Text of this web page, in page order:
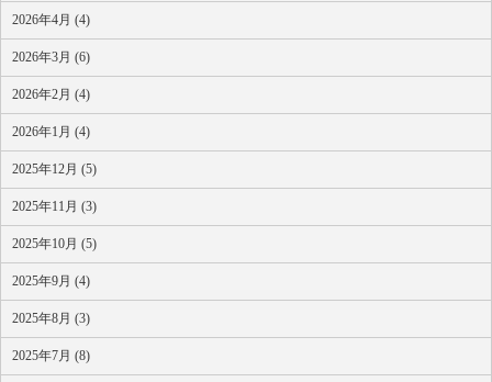
2026年4月 (4)
2026年3月 (6)
2026年2月 (4)
2026年1月 (4)
2025年12月 (5)
2025年11月 (3)
2025年10月 (5)
2025年9月 (4)
2025年8月 (3)
2025年7月 (8)